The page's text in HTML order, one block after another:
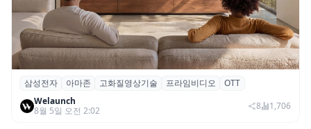
삼성전자·아마존, 프라임 비디오에 ‘HDR10+
어드밴스드’ 적용
삼성전자 아마존 고화질영상기술 프라임비디오
OTT
Welaunch
8월 5일 오전 2:02
8 1,706